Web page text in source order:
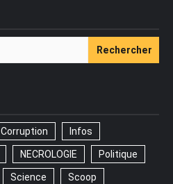
Corruption Infos
NECROLOGIE Politique
Science Scoop